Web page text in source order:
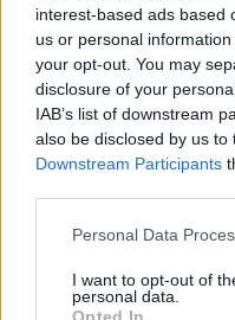
interest-based ads based
us or personal
your opt-out. You may
disclosure of your
IAB’s list of downstream
also be disclosed by us to
Downstream Participants
Please note that this
not limited to your visit or
grant or deny consent to
Personal Data
I want to opt-out of
personal data.
Opted In
Les også:
Amerikanske
norsk tropp
Langer ut mot
sende
Fredag 9. februar
18:40: 15km fristil
20:45: 15km fristil